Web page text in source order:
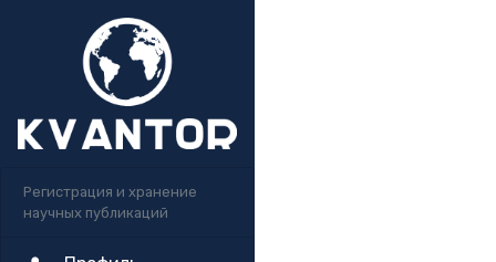
Регистрация и хранение
научных публикаций